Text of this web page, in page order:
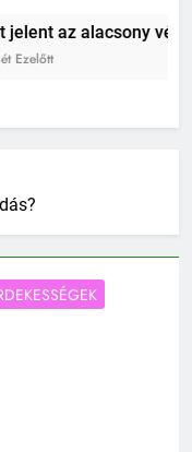
alacsony vérnyomás?